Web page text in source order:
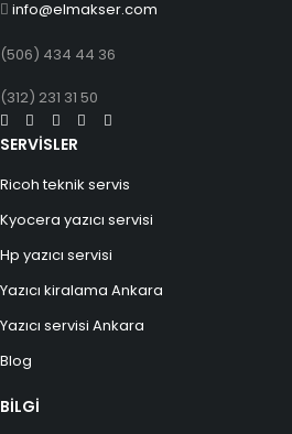
info@elmakser.com
(506) 434 44 36
(312) 231 31 50
SERVİSLER
Ricoh teknik servis
Kyocera yazıcı servisi
Hp yazıcı servisi
Yazıcı kiralama Ankara
Yazıcı servisi Ankara
Blog
BİLGİ